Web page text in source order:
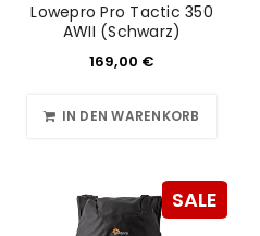
Lowepro Pro Tactic 350
AWII (Schwarz)
169,00 €
IN DEN WARENKORB
SALE